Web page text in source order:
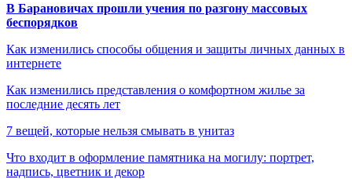
В Барановичах прошли учения по разгону массовых
беспорядков
Как изменились способы общения и защиты личных данных в
интернете
Как изменились представления о комфортном жилье за
последние десять лет
7 вещей, которые нельзя смывать в унитаз
Что входит в оформление памятника на могилу: портрет,
надпись, цветник и декор